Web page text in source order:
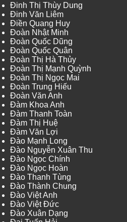
Đinh Thị Thùy Dung
Đinh Văn Liêm
Điền Quang Huy
Đoàn Nhật Minh
Đoàn Quốc Dũng
Đoàn Quốc Quân
Đoàn Thị Hà Thủy
Đoàn Thị Mạnh Quỳnh
Đoàn Thị Ngọc Mai
Đoàn Trung Hiếu
Đoàn Văn Anh
Đàm Khoa Anh
Đàm Thanh Toàn
Đàm Thị Huệ
Đàm Văn Lợi
Đào Mạnh Long
Đào Nguyễn Xuân Thu
Đào Ngọc Chính
Đào Ngọc Hoàn
Đào Thanh Tùng
Đào Thành Chung
Đào Việt Anh
Đào Việt Đức
Đào Xuân Dạng